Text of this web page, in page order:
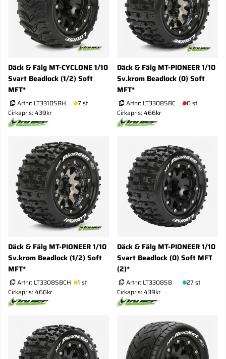
Däck & Fälg MT-CYCLONE 1/10
Svart Beadlock (1/2) Soft
MFT*
Artnr: LT3310SBH
7 st
Cirkapris: 439kr
Däck & Fälg MT-PIONEER 1/10
Sv.krom Beadlock (0) Soft
MFT*
Artnr: LT3308SBC
0 st
Cirkapris: 466kr
Däck & Fälg MT-PIONEER 1/10
Sv.krom Beadlock (1/2) Soft
MFT*
Artnr: LT3308SBCH
1 st
Cirkapris: 466kr
Däck & Fälg MT-PIONEER 1/10
Svart Beadlock (0) Soft MFT
(2)*
Artnr: LT3308SB
27 st
Cirkapris: 439kr